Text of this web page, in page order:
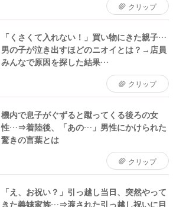
クリップ
「くさくて入れない！」買い物にきた親子…
男の子が泣き出すほどのニオイとは？→店員
みんなで原因を探した結果…
クリップ
機内で息子がぐずると蹴ってくる後ろの女
性…⇒着陸後、「あの…」男性にかけられた
驚きの言葉とは
クリップ
「え、お祝い？」引っ越し当日、突然やって
きた義妹家族…⇒渡された引っ越し祝いに目